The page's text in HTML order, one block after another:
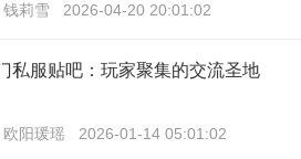
钱莉雪 2026-04-20 20:01:02
私服贴吧：玩家聚集的交流圣地
欧阳瑗瑶 2026-01-14 05:01:02